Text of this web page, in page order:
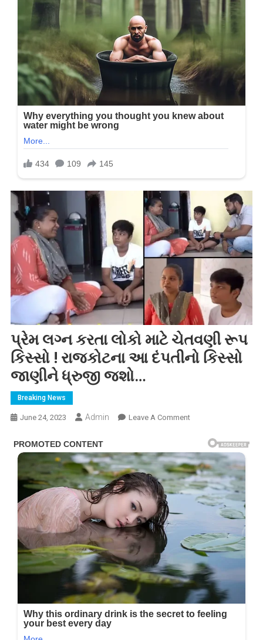
પ્રેમ લગ્ન કરતા લોકો માટે ચેતવણી રૂપ
કિસ્સો ! રાજકોટના આ દંપતીનો કિસ્સો
જાણીને ધ્રુજી જશો…
Breaking News
June 24, 2023 Admin Leave A CommentOn
કરતા
લોકો
માટે
ચેતવણી
!
રાજકોટના
આ
દંપતીનો
કિસ્સો
જાણીને
ધ્રુજી